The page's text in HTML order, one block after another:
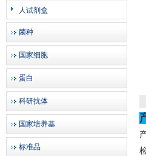
人试剂盒
菌种
国家细胞
蛋白
科研抗体
国家培养基
标准品